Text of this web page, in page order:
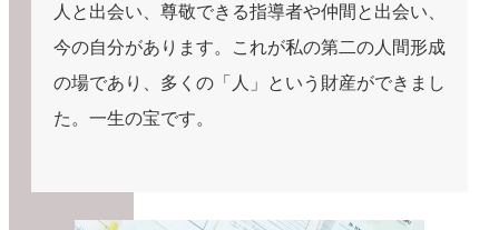
人と出会い、尊敬できる指導者や仲間と出会い、
今の自分があります。これが私の第二の人間形成
の場であり、多くの「人」という財産ができまし
た。一生の宝です。